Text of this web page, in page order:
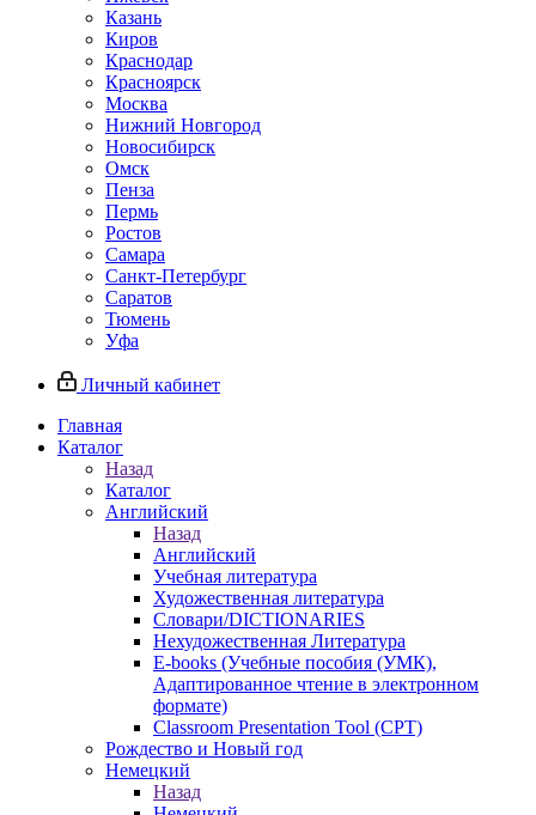
Казань
Киров
Краснодар
Красноярск
Москва
Нижний Новгород
Новосибирск
Омск
Пенза
Пермь
Ростов
Самара
Санкт-Петербург
Саратов
Тюмень
Уфа
Личный кабинет
Главная
Каталог
Назад
Каталог
Английский
Назад
Английский
Учебная литература
Художественная литература
Словари/DICTIONARIES
Нехудожественная Литература
E-books (Учебные пособия (УМК),
Адаптированное чтение в электронном
формате)
Classroom Presentation Tool (CPT)
Рождество и Новый год
Немецкий
Назад